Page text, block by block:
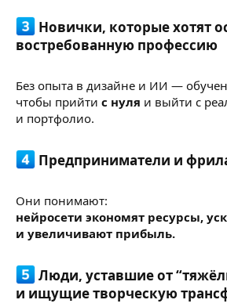
Новички, которые хотят
востребованную профессию​
Без опыта в дизайне и ИИ —
чтобы прийти с нуля и выйти с
и портфолио.
Предприниматели и
Они понимают:
нейросети экономят ресурсы,
и увеличивают прибыль.
Люди, уставшие от
и ищущие творческую